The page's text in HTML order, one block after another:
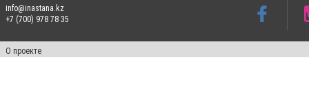
info@inastana.kz
+7 (700) 978 78 35
О проекте